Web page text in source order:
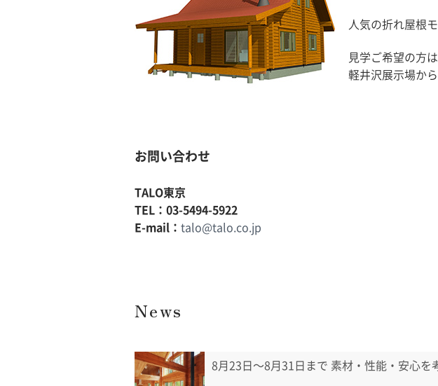
人気の折れ屋根
見学ご希望の方は
軽井沢展示場か
お問い合わせ
TALO東京
TEL：03-5494-5922
E-mail： talo@talo.co.jp
News
8月23日〜8月31日まで 素材・性能・安心を